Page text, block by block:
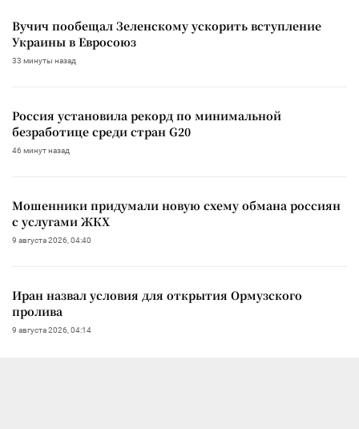
Вучич пообещал Зеленскому ускорить вступление
Украины в Евросоюз
33 минуты назад
Россия установила рекорд по минимальной
безработице среди стран G20
46 минут назад
Мошенники придумали новую схему обмана россиян
с услугами ЖКХ
9 августа 2026, 04:40
Иран назвал условия для открытия Ормузского
пролива
9 августа 2026, 04:14